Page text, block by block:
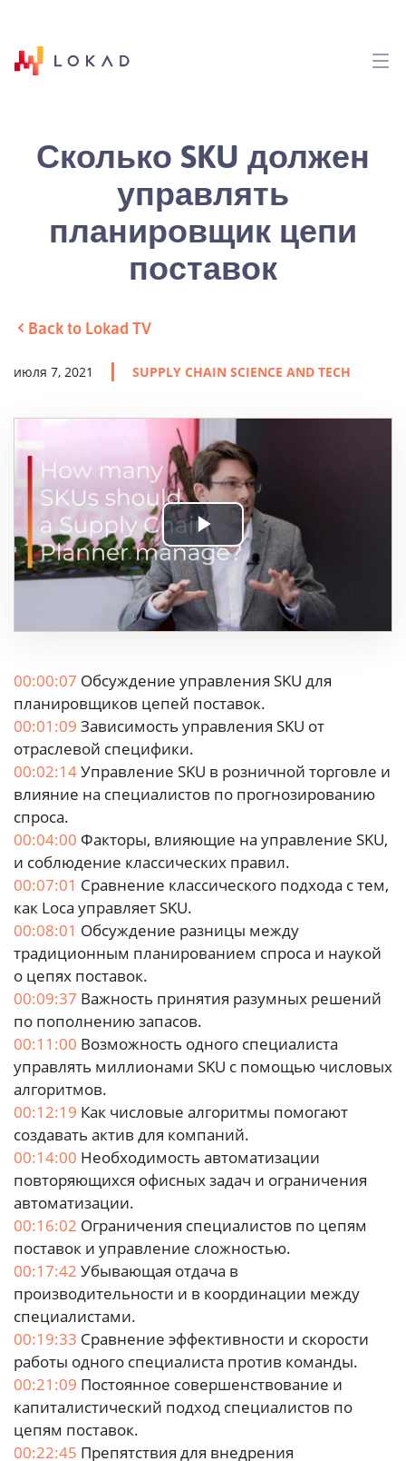
Сколько SKU должен
управлять
планировщик цепи
поставок
Back to Lokad TV
июля 7, 2021 SUPPLY CHAIN SCIENCE AND TECH
Play
Video
00:00:07 Обсуждение управления SKU для
планировщиков цепей поставок.
00:01:09 Зависимость управления SKU от
отраслевой специфики.
00:02:14Управление SKU в розничной торговле и
влияние на специалистов по прогнозированию
спроса.
00:04:00 Факторы, влияющие на управление SKU,
и соблюдение классических правил.
00:07:01 Сравнение классического подхода с тем,
как Loca управляет SKU.
00:08:01 Обсуждение разницы между
традиционным планированием спроса и наукой
о цепях поставок.
00:09:37 Важность принятия разумных решений
по пополнению запасов.
00:11:00 Возможность одного специалиста
управлять миллионами SKU с помощью числовых
алгоритмов.
00:12:19 Как числовые алгоритмы помогают
создавать актив для компаний.
00:14:00 Необходимость автоматизации
повторяющихся офисных задач и ограничения
автоматизации.
00:16:02 Ограничения специалистов по цепям
поставок и управление сложностью.
00:17:42 Убывающая отдача в
производительности и в координации между
специалистами.
00:19:33 Сравнение эффективности и скорости
работы одного специалиста против команды.
00:21:09 Постоянное совершенствование и
капиталистический подход специалистов по
цепям поставок.
00:22:45 Препятствия для внедрения